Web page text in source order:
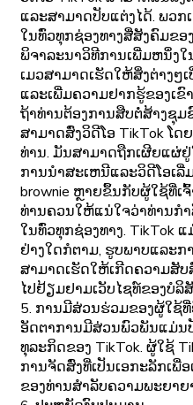
ແລະສາມາດປັບແຕ່ງໄດ້. ພວ
ໃນທົ່ວທຸກຊ່ອງທາງສື່ສັງຄົມຂອ
ພິຈາລະນາວິທີການເພີ່ມຫນຶ່ງໃ
ເມວສາມາດເຮັດໃຫ້ສິ່ງຕ່າງໆ
ແລະເພີ່ມຄວາມຢາກຮູ້ຂອງເຂົ
ຖ້າທ່ານຕ້ອງການສືບຕໍ່ສ້າງຊຸມ
ສາມາດສົ່ງວິດີໂອ TikTok ໂດ
ທ່ານ. ມັນສາມາດຖືກເຜີຍແຜ່ຢູ່
ການນໍາສະເຫນີແລະວິດີໂອເ
brownie ຫຼາຍຂຶ້ນກັບຜູ້ໃຊ້ທີ່
ທ່ານຄວນໃຫ້ແນ່ໃຈວ່າທ່ານກໍ
ໃນທົ່ວທຸກຊ່ອງທາງ. TikTok
ຢ່າງໃດກໍຕາມ, ຮູບພາບແລະກ
ສາມາດເຮັດໃຫ້ເກີດຄວາມສັ
ໄປຢ້ຽມຢາມເວັບໄຊທ໌ຂອງບໍລິ
5. ການມີສ່ວນຮ່ວມຂອງຜູ້ໃຊ້
ອັດຕາການມີສ່ວນພົວພັນແມ່ນ
ທຸລະກິດຂອງ TikTok. ຜູ້ໃຊ້
ການຈັດສົ່ງທີ່ເປັນເອກະລັກເ
ຂອງທ່ານສໍາລັບຄວາມພະຍາ